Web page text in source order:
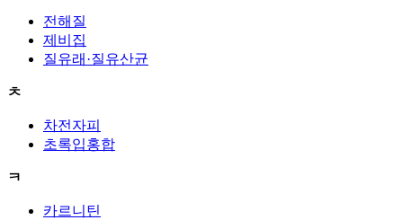
전해질
제비집
질유래·질유산균
ㅊ
차전자피
초록입홍합
ㅋ
카르니틴